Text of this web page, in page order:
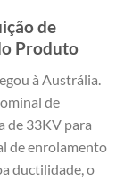
de
Produto
à Austrália.
de
de 33KV para
de enrolamento
ductilidade, o